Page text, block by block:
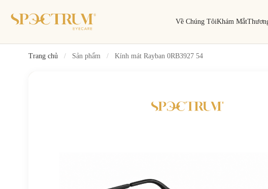
Về Chúng TôiKhám Mắt
Trang chủ / Sản phẩm / Kính mát Rayban 0RB3927 54